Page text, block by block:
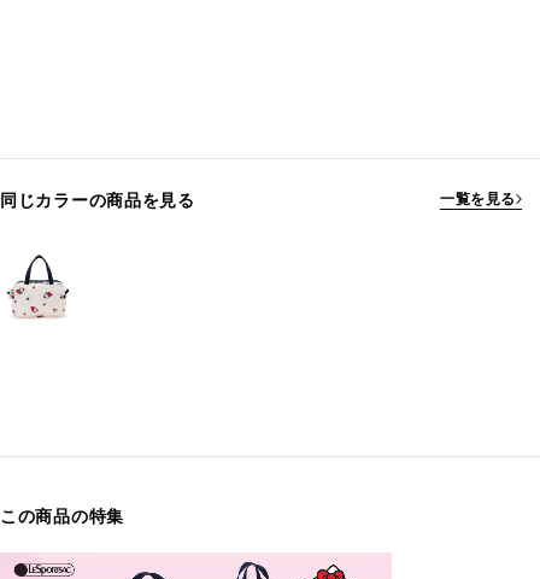
同じカラーの商品を見る 一覧を見る
この商品の特集